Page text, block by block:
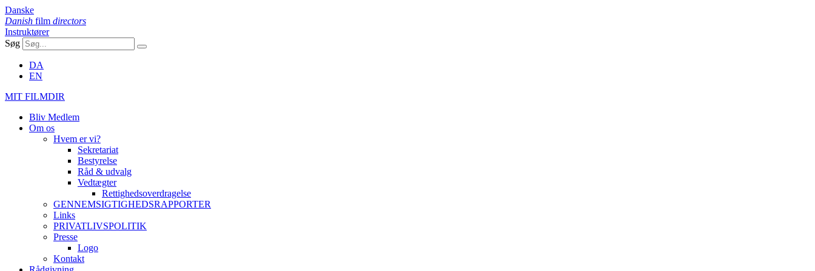
Danske
Danish film directors
Instruktører
Søg
DA
EN
MIT FILMDIR
Bliv Medlem
Om os
Hvem er vi?
Sekretariat
Bestyrelse
Råd & udvalg
Vedtægter
Rettighedsoverdragelse
GENNEMSIGTIGHEDSRAPPORTER
Links
PRIVATLIVSPOLITIK
Presse
Logo
Kontakt